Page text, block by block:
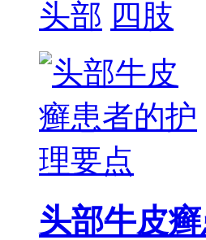
头部 四肢
头部牛皮